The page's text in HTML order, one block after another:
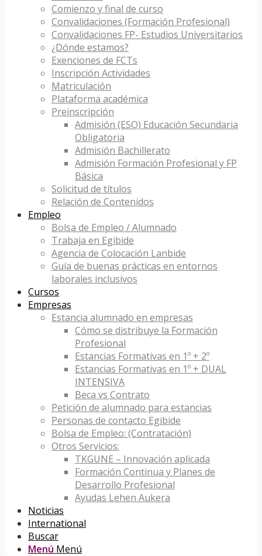
Comienzo y final de curso
Convalidaciones (Formación Profesional)
Convalidaciones FP- Estudios Universitarios
¿Dónde estamos?
Exenciones de FCTs
Inscripción Actividades
Matriculación
Plataforma académica
Preinscripción
Admisión (ESO) Educación Secundaria
Obligatoria
Admisión Bachillerato
Admisión Formación Profesional y FP
Básica
Solicitud de títulos
Relación de Contenidos
Empleo
Bolsa de Empleo / Alumnado
Trabaja en Egibide
Agencia de Colocación Lanbide
Guía de buenas prácticas en entornos
laborales inclusivos
Cursos
Empresas
Estancia alumnado en empresas
Cómo se distribuye la Formación
Profesional
Estancias Formativas en 1º + 2º
Estancias Formativas en 1º + DUAL
INTENSIVA
Beca vs Contrato
Petición de alumnado para estancias
Personas de contacto Egibide
Bolsa de Empleo: (Contratación)
Otros Servicios:
TKGUNE – Innovación aplicada
Formación Continua y Planes de
Desarrollo Profesional
Ayudas Lehen Aukera
Noticias
International
Buscar
Menú Menú